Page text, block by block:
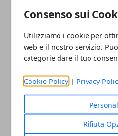
Consenso sui
Utilizziamo i cookie per
web e il nostro servizio.
categorie dare il tuo
Cookie Policy | Privacy
Rifiuta